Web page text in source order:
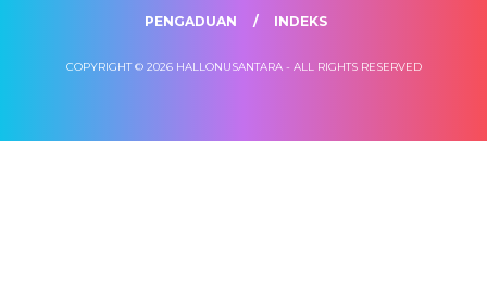
PENGADUAN
INDEKS
COPYRIGHT © 2026 HALLONUSANTARA - ALL RIGHTS RESERVED